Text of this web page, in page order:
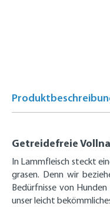
Getreidefreie
In Lammfleisch steckt
grasen. Denn wir
Bedürfnisse von
unser leicht